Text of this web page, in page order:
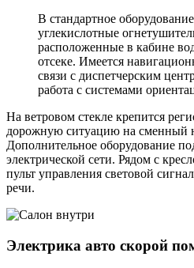
В стандартное
углекислотные
расположенные в кабине
отсеке. Имеется
связи с диспетчерским
работа с системами
На ветровом стекле крепится
дорожную ситуацию на сменный
Дополнительное оборудование
электрической сети. Рядом с
пульт управления световой
речи.
Электрика авто скорой